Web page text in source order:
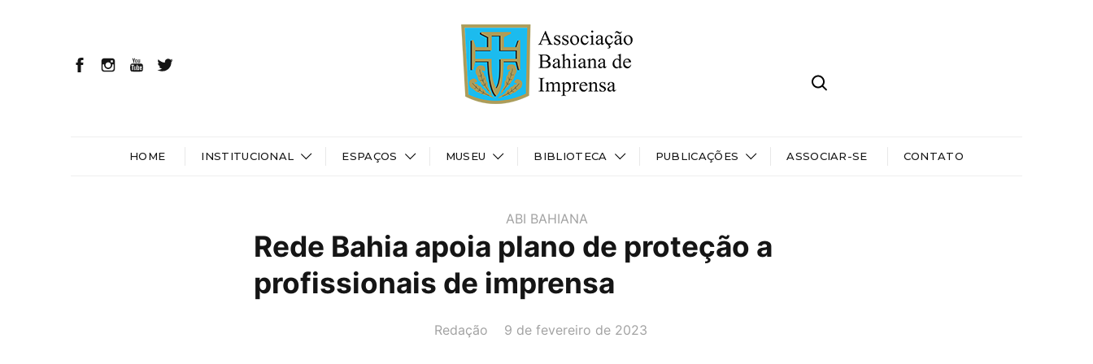
HOME INSTITUCIONAL ESPAÇOS MUSEU BIBLIOTECA PUBLICAÇÕES ASSOCIAR-SE CONTATO
ABI BAHIANA
Rede Bahia apoia plano de proteção a
profissionais de imprensa
AUTOR(A):
Redação DATA:
9 de fevereiro de 2023